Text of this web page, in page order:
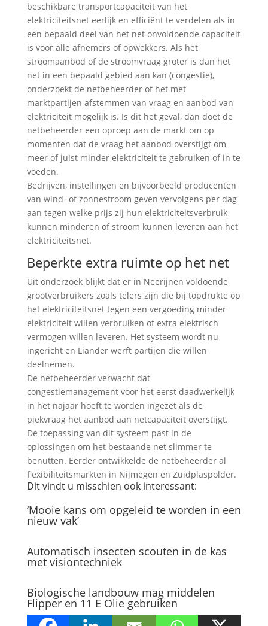
beschikbare transportcapaciteit van het
elektriciteitsnet eerlijk en efficiënt te verdelen als in
een bepaald deel van het net onvoldoende capaciteit
is voor alle afnemers of opwekkers. Als het
stroomaanbod of de stroomvraag groter is dan het
net in een bepaald gebied aan kan (congestie),
onderzoekt de netbeheerder of het met
marktpartijen afstemmen van vraag en aanbod van
elektriciteit mogelijk is. Is dit het geval, dan doet de
netbeheerder een oproep aan de markt om op
momenten dat de vraag het aanbod overstijgt om
meer of juist minder elektriciteit te gebruiken of in te
voeden.
Bedrijven, instellingen en bijvoorbeeld producenten
van wind- of zonnestroom geven vervolgens per dag
aan tegen welke prijs zij hun elektriciteitsverbruik
kunnen minderen of stroom kunnen leveren aan het
elektriciteitsnet.
Beperkte extra ruimte op het net
Uit onderzoek blijkt dat er in Neerijnen voldoende
grootverbruikers zoals telers zijn die bij topdrukte op
het elektriciteitsnet tegen een vergoeding minder
elektriciteit willen verbruiken of extra elektrisch
vermogen willen leveren. Het systeem wordt nu
ingericht en Liander werft partijen die willen
deelnemen.
De netbeheerder verwacht dat
congestiemanagement voor het eerst daadwerkelijk
in het najaar hoeft te worden ingezet als de
piekvraag het aanbod aan netcapaciteit overstijgt.
De toepassing van dit systeem past in de
oplossingen om het bestaande net slimmer te
benutten. Eerder ontwikkelde de netbeheerder al
flexibiliteitsmarkten in Nijmegen en Zuidplaspolder.
Dit vindt u misschien ook interessant:
‘Mooie kans om opgeleid te worden in een
nieuw vak’
Automatisch insecten scouten in de kas
met visiontechniek
Biologische landbouw mag middelen
Flipper en 11 E Olie gebruiken